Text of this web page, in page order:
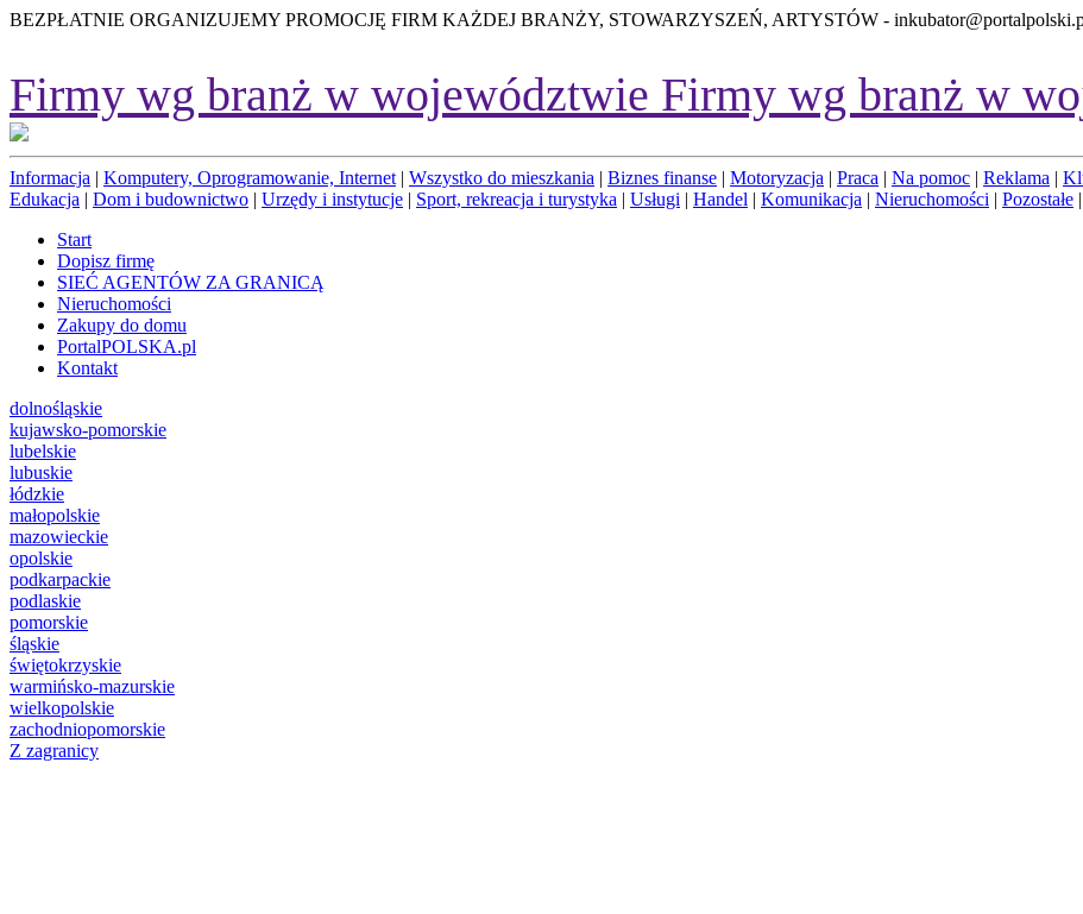
BEZPŁATNIE ORGANIZUJEMY PROMOCJĘ FIRM KAŻDEJ BRANŻY, STOWARZYSZEŃ, ARTYSTÓW -
Firmy wg branż w województwie Firmy wg branż w
Informacja | Komputery, Oprogramowanie, Internet | Wszystko do mieszkania | Biznes finanse | Motoryzacja | Praca | Na pomoc | Reklama |
Edukacja | Dom i budownictwo | Urzędy i instytucje | Sport, rekreacja i turystyka | Usługi | Handel | Komunikacja | Nieruchomości | Pozostałe |
Start
Dopisz firmę
SIEĆ AGENTÓW ZA GRANICĄ
Nieruchomości
Zakupy do domu
PortalPOLSKA.pl
Kontakt
dolnośląskie
kujawsko-pomorskie
lubelskie
lubuskie
łódzkie
małopolskie
mazowieckie
opolskie
podkarpackie
podlaskie
pomorskie
śląskie
świętokrzyskie
warmińsko-mazurskie
wielkopolskie
zachodniopomorskie
Z zagranicy